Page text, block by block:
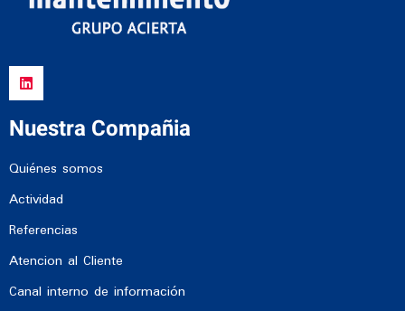
Nuestra Compañia
Quiénes somos
Actividad
Referencias
Atencion al Cliente
Canal interno de información